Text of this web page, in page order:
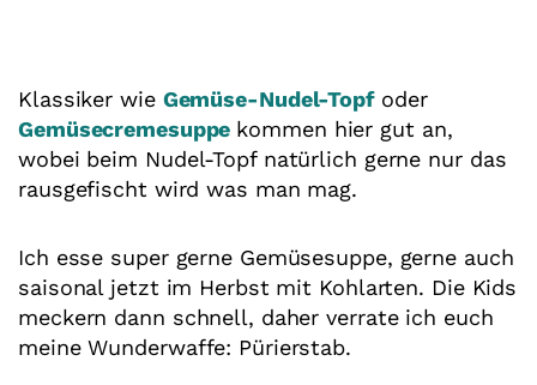
Klassiker wie Gemüse-Nudel-Topfoder
Gemüsecremesuppe kommen hier gut an,
wobei beim Nudel-Topf natürlich gerne nur das
rausgefischt wird was man mag.
Ich esse super gerne Gemüsesuppe, gerne auch
saisonal jetzt im Herbst mit Kohlarten. Die Kids
meckern dann schnell, daher verrate ich euch
meine Wunderwaffe: Pürierstab.